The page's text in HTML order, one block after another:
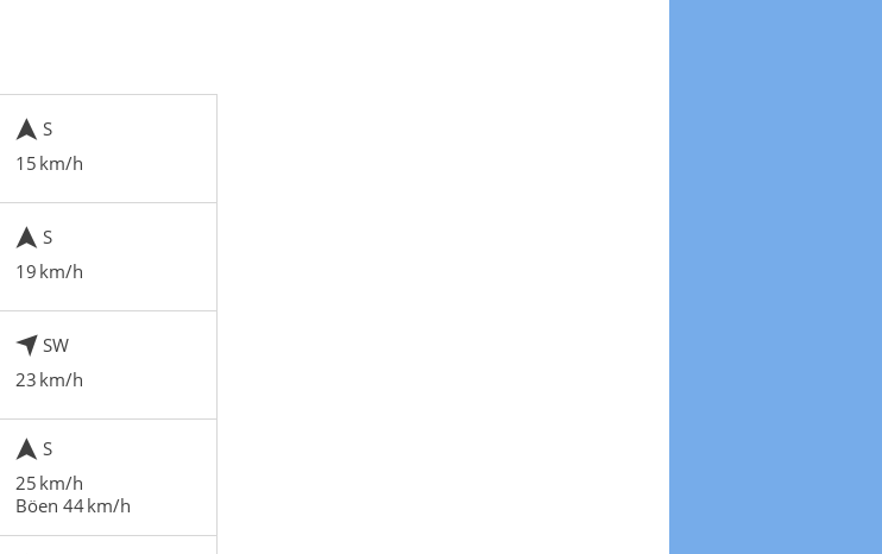
S
15 km/h
S
19 km/h
SW
23 km/h
S
25 km/h
Böen 44 km/h